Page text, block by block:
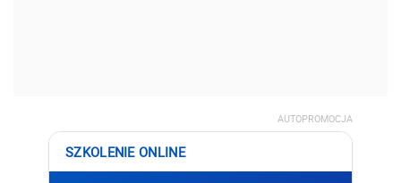
AUTOPROMOCJA
SZKOLENIE ONLINE